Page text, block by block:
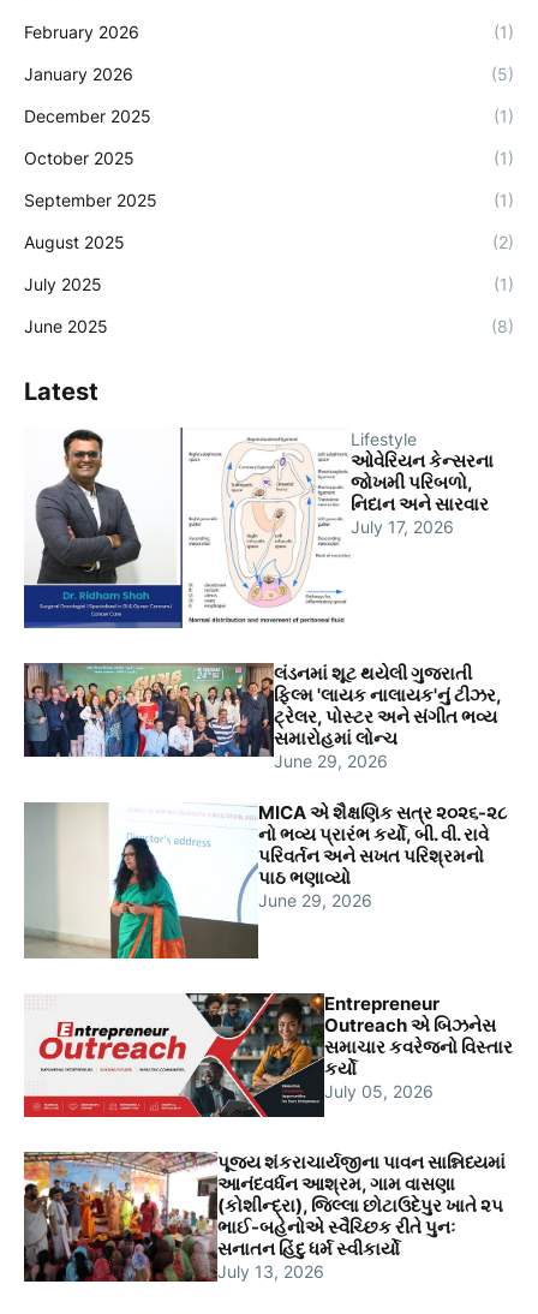
February 2026 (1)
January 2026 (5)
December 2025 (1)
October 2025 (1)
September 2025 (1)
August 2025 (2)
July 2025 (1)
June 2025 (8)
Latest
Lifestyle
ઓવેરિયન કેન્સરના
જોખમી પરિબળો,
નિદાન અને સારવાર
July 17, 2026
લંડનમાં શૂટ થયેલી ગુજરાતી
ફિલ્મ 'લાયક નાલાયક'નું ટીઝર,
ટ્રેલર, પોસ્ટર અને સંગીત ભવ્ય
સમારોહમાં લોન્ચ
June 29, 2026
MICA એ શૈક્ષણિક સત્ર ૨૦૨૬-૨૮
નો ભવ્ય પ્રારંભ કર્યો, બી. વી. રાવે
પરિવર્તન અને સખત પરિશ્રમનો
પાઠ ભણાવ્યો
June 29, 2026
Entrepreneur
Outreach એ બિઝનેસ
સમાચાર કવરેજનો વિસ્તાર
કર્યો
July 05, 2026
પૂજ્ય શંકરાચાર્યજીના પાવન સાન્નિધ્યમાં
આનંદવર્ધન આશ્રમ, ગામ વાસણા
(કોશીન્દ્રા), જિલ્લા છોટાઉદેપુર ખાતે ૨૫
ભાઈ-બહેનોએ સ્વૈચ્છિક રીતે પુનઃ
સનાતન હિંદુ ધર્મ સ્વીકાર્યો
July 13, 2026